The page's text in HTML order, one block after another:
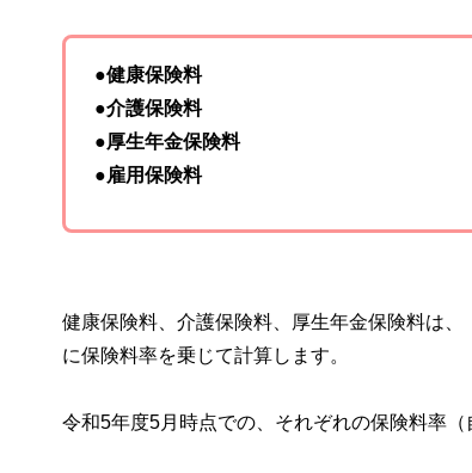
●健康保険料
●介護保険料
●厚生年金保険料
●雇用保険料
健康保険料、介護保険料、厚生年金保険料は
に保険料率を乗じて計算します。
令和5年度5月時点での、それぞれの保険料率（